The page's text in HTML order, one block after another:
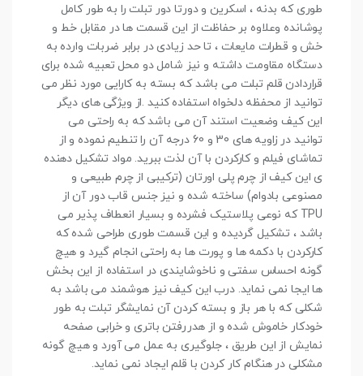
طوری که بدنه ، اسکرین و دورتا دور تبلت را به طور کامل
پوشانده وعلاوه بر حفاظت از این قسمت ها در مقابل خط و
خش و قطرات مایعات ، تا حد زیادی در برابر ضربات وارده به
دستگاه مقاومت داشته و نیز شامل دو محل تعبیه شده برای
قراردادن قلم تبلت می باشد که بسته به کارایی مورد نظر می
توانید از محفظه دلخواه استفاده کنید .از ویژگی های دیگر
این کیف وضعیت استند آن می باشد که به راحتی می
توانید در زاویه های 30 و 60 درجه آن را تنطیم نموده و از
تماشای فیلم و کارکردن با آن لذت ببرید. مواد تشکیل دهنده
ی این کیف از چرم پلی اورتان (ترکیبی از چرم طبیعی و
مصنوعی بادوام) ساخته شده و نیز جنس قاب دور آن از
TPU که نوعی پلاستیک فشرده و بسیار انعطاف پذیر می
باشد ، تشکیل گردیده و این قسمت طوری طراحی شده که
کارکردن با دکمه ها و پورت ها به راحتی انجام گیرد و هیچ
گونه احساس سفتی و ناخوشایندی در استفاده از این بخش
ها ایجا نمی نماید. درب این کیف نیز هوشمند می باشد به
شکلی که با هر باز و بسته کردن آن نمایشگر تبلت به طور
خودکار خاموش شده و از هدررفتن باتری و خرابی صفحه
نمایش از این طریق ، جلوگیری به عمل می آورد و هیچ گونه
مشکلی در هنگام کار کردن با قلم ایجاد نمی نماید.